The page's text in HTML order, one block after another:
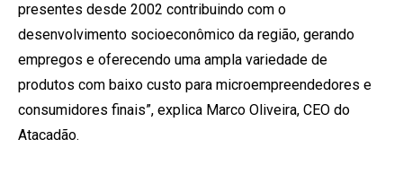
presentes desde 2002 contribuindo com o
desenvolvimento socioeconômico da região, gerando
empregos e oferecendo uma ampla variedade de
produtos com baixo custo para microempreendedores e
consumidores finais”, explica Marco Oliveira, CEO do
Atacadão.